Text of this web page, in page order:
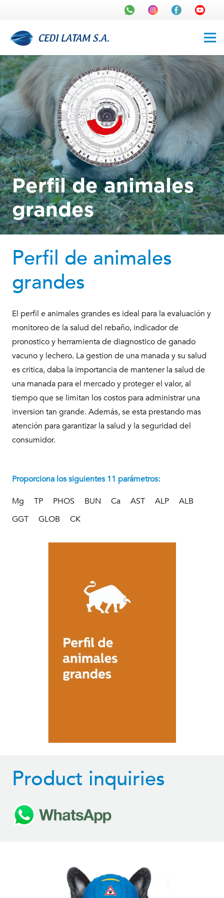
Perfil de animales
grandes
Perfil de animales
grandes
El perfil e animales grandes es ideal para la evaluación y
monitoreo de la salud del rebaño, indicador de
pronostico y herramienta de diagnostico de ganado
vacuno y lechero. La gestion de una manada y su salud
es critica, daba la importancia de mantener la salud de
una manada para el mercado y proteger el valor, al
tiempo que se limitan los costos para administrar una
inversion tan grande. Además, se esta prestando mas
atención para garantizar la salud y la seguridad del
consumidor.
Proporciona los siguientes 11 parámetros:
Mg
TP PHOS BUN Ca AST ALP
ALB
GGT
GLOB CK
Product inquiries